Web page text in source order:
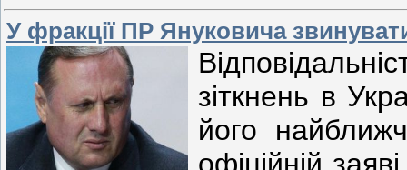
У фракції ПР Януковича
зіткнень в
його